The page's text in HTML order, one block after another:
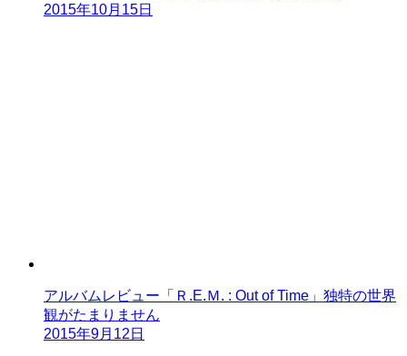
2015年10月15日
アルバムレビュー「Ｒ.E.Ｍ. : Out of Time」独特の世界
観がたまりません
2015年9月12日